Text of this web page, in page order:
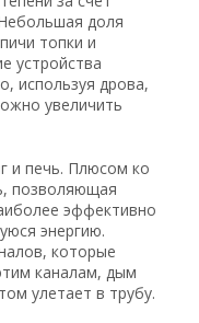
доля
топки и
устройства
используя дрова,
увеличить
и печь. Плюсом ко
позволяющая
эффективно
энергию.
которые
каналам, дым
улетает в трубу.